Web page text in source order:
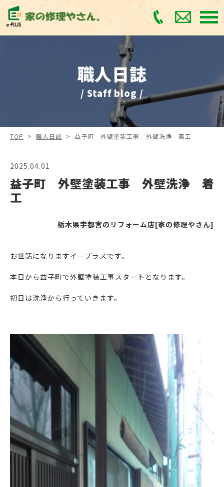
職人日誌
/ Staff blog /
TOP > 職人日誌 > 益子町 外壁塗装工事 外壁洗浄 着工
2025.04.01
益子町 外壁塗装工事 外壁洗浄 着
工
栃木県宇都宮のリフォーム店[家の修理やさん]
お世話になりますイープラスです。
本日から益子町で外壁塗装工事スタートとなります。
初日は洗浄から行っていきます。